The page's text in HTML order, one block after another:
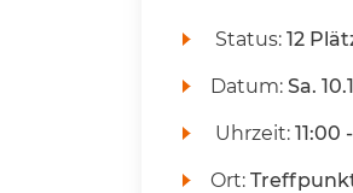
Status: 12
Datum: Sa.
Uhrzeit: 11:00
Ort: